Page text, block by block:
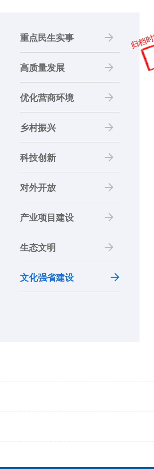
重点民生实事
高质量发展
优化营商环境
乡村振兴
科技创新
对外开放
产业项目建设
生态文明
文化强省建设
归档